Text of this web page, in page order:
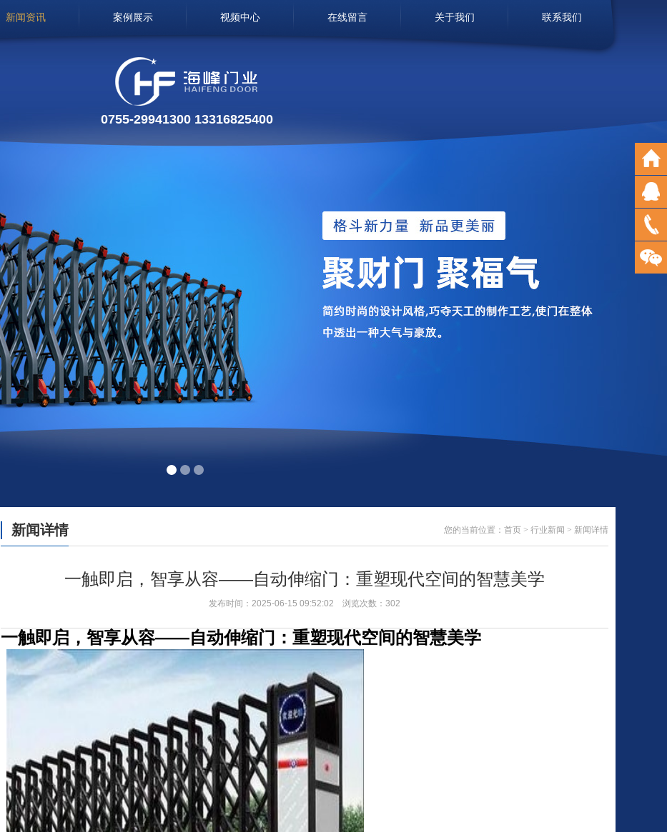
新闻资讯 案例展示 视频中心 在线留言 关于我们 联系我们
0755-29941300 13316825400
您的当前位置： 首页 > 行业新闻 > 新闻详情
新闻详情
一触即启，智享从容——自动伸缩门：重塑现代空间的智慧美学
发布时间：2025-06-15 09:52:02 浏览次数：302
一触即启，智享从容——自动伸缩门：重塑现代空间的智慧美学